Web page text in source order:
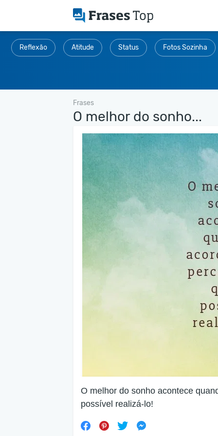
Reflexão Atitude Status Fotos Sozinha
Frases
O melhor do sonho...
O melhor do sonho acontece
possível realizá-lo!